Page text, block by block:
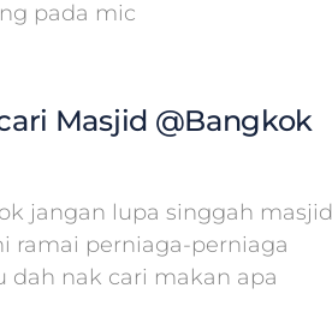
pada mic
Masjid @Bangkok
jangan lupa singgah masjid
ramai perniaga-perniaga
dah nak cari makan apa